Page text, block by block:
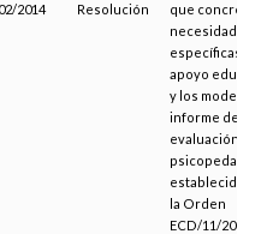
2014 Resolución
que concreta
necesidades
específicas de
apoyo
y los modelos
informe de
evaluación
establecidos en
la Orden
ECD/11/2014, de